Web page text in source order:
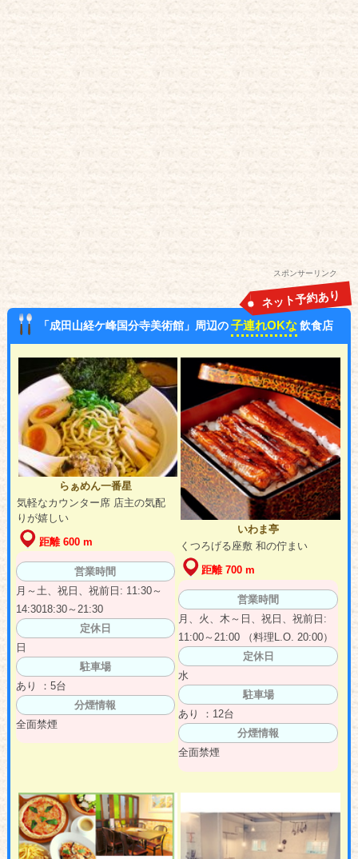
スポンサーリンク
「成田山経ケ峰国分寺美術館」周辺の子連れOKな 飲食店
ネット予約あり
らぁめん一番星
気軽なカウンター席 店主の気配
りが嬉しい
距離 600 m
営業時間
月～土、祝日、祝前日: 11:30～
14:3018:30～21:30
定休日
日
駐車場
あり ：5台
分煙情報
全面禁煙
いわま亭
くつろげる座敷 和の佇まい
距離 700 m
営業時間
月、火、木～日、祝日、祝前日:
11:00～21:00 （料理L.O. 20:00）
定休日
水
駐車場
あり ：12台
分煙情報
全面禁煙